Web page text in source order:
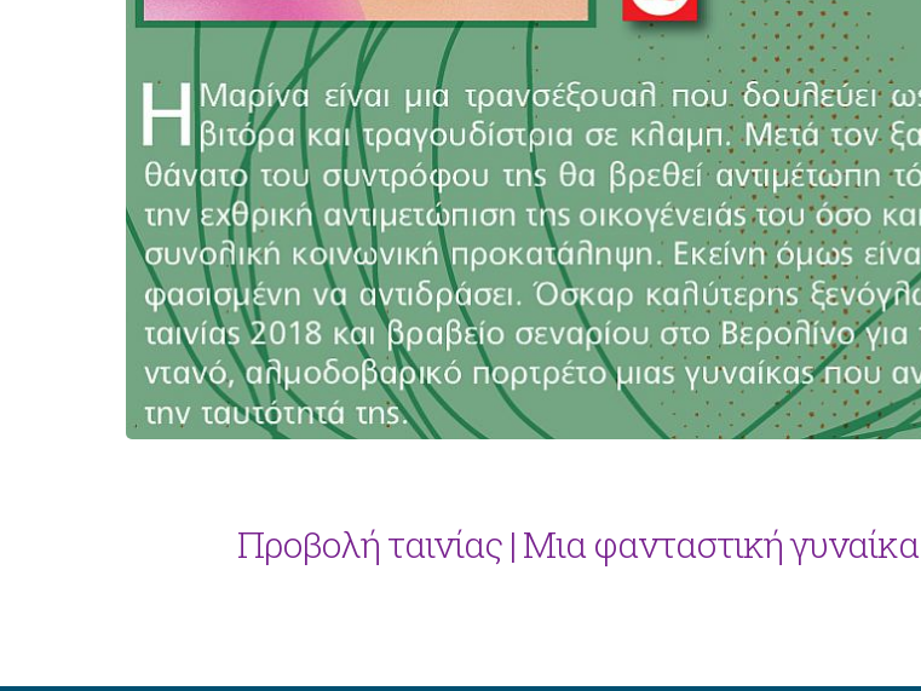
Προβολή ταινίας | Μια φανταστική γυναίκα